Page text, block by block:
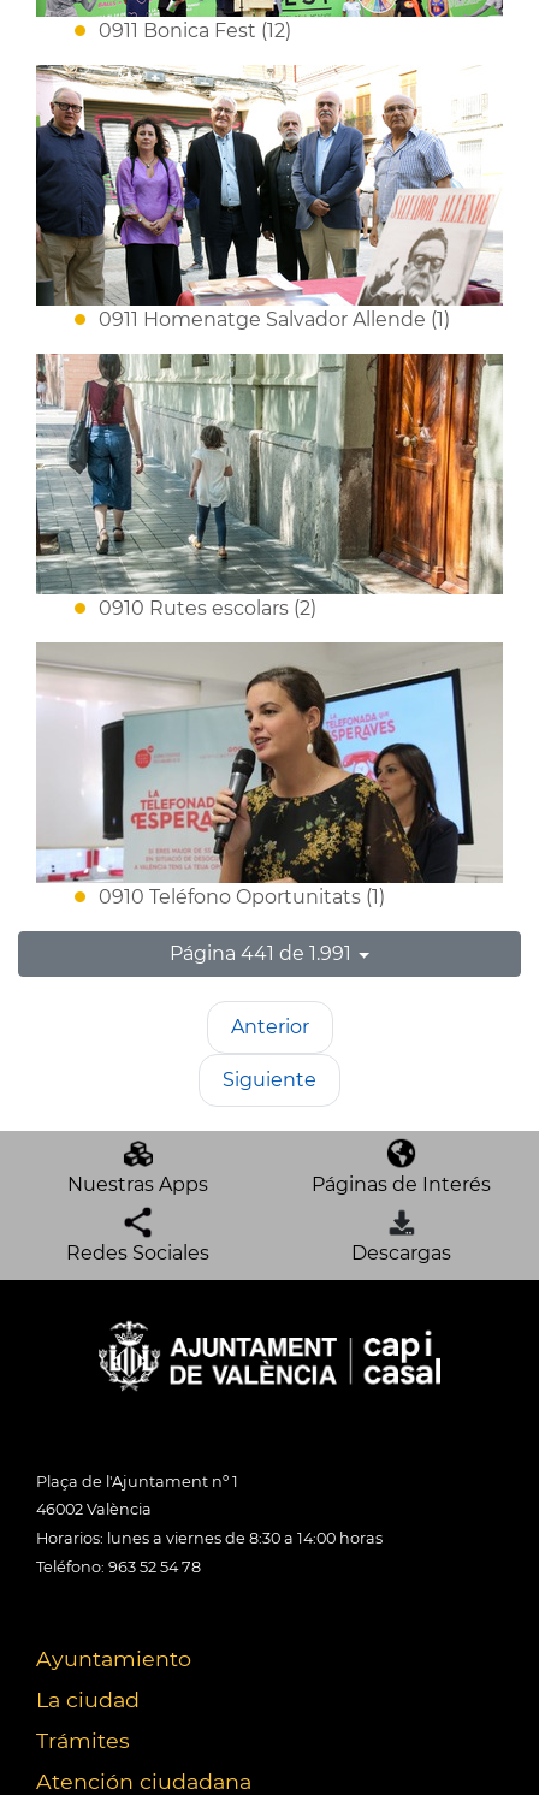
0911 Bonica Fest (12)
0911 Homenatge Salvador Allende (1)
0910 Rutes escolars (2)
0910 Teléfono Oportunitats (1)
Página 441 de 1.991
Anterior
Siguiente
Nuestras Apps Páginas de Interés
Redes Sociales Descargas
Plaça de l'Ajuntament nº 1
46002 València
Horarios: lunes a viernes de 8:30 a 14:00 horas
Teléfono: 963 52 54 78
Ayuntamiento
La ciudad
Trámites
Atención ciudadana